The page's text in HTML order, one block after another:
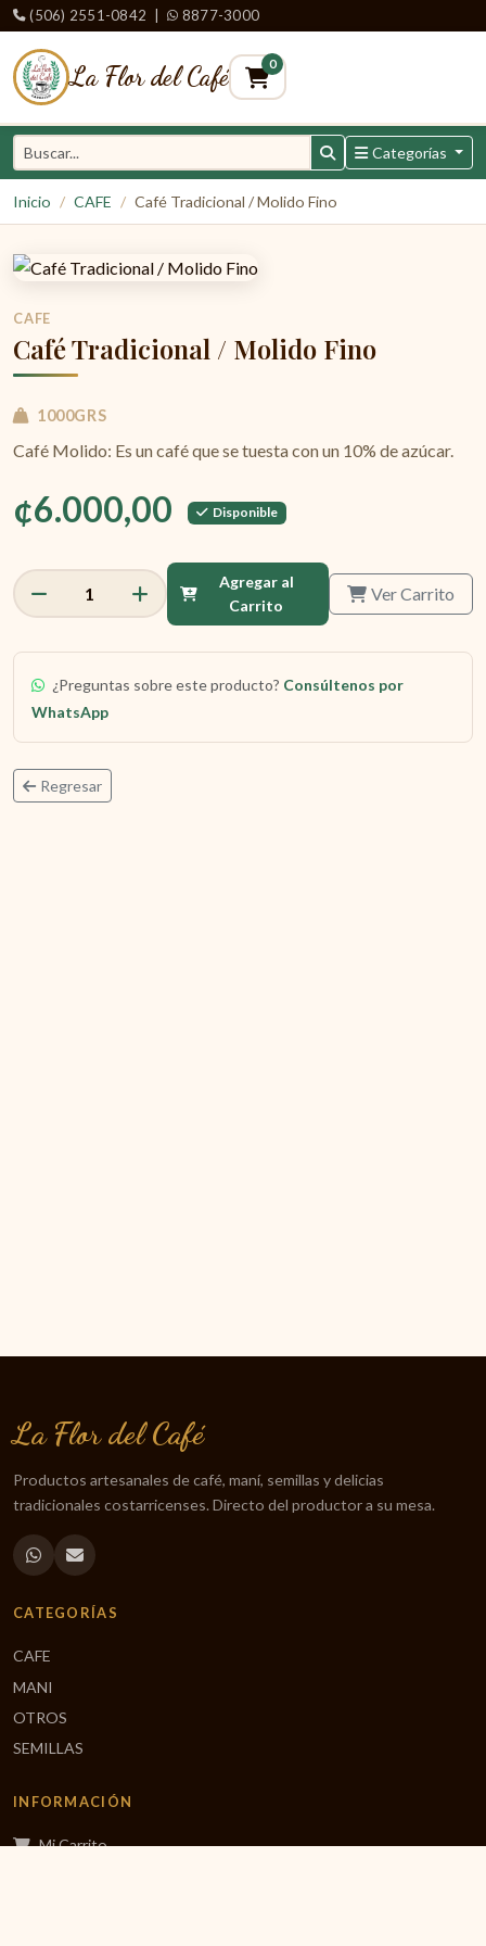
(506) 2551-0842 8877-3000
La Flor del Café 0
Categorías
Inicio CAFE Café Tradicional / Molido Fino
CAFE
Café Tradicional / Molido Fino
1000GRS
Café Molido: Es un café que se tuesta con un 10% de azúcar.
¢6.000,00 Disponible
1
Agregar al
Carrito
Ver Carrito
¿Preguntas sobre este producto? Consúltenos por
WhatsApp
Regresar
La Flor del Café
Productos artesanales de café, maní, semillas y delicias
tradicionales costarricenses. Directo del productor a su mesa.
CATEGORÍAS
CAFE
MANI
OTROS
SEMILLAS
INFORMACIÓN
Mi Carrito